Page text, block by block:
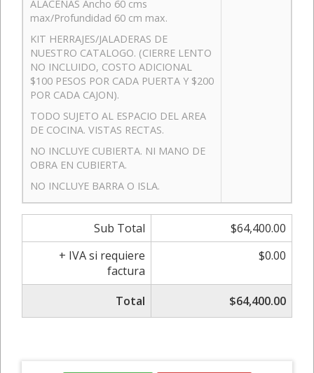
ALACENAS Ancho 60 cms
max/Profundidad 60 cm max.
KIT HERRAJES/JALADERAS DE
NUESTRO CATALOGO. (CIERRE LENTO
NO INCLUIDO, COSTO ADICIONAL
$100 PESOS POR CADA PUERTA Y $200
POR CADA CAJON).
TODO SUJETO AL ESPACIO DEL AREA
DE COCINA. VISTAS RECTAS.
NO INCLUYE CUBIERTA. NI MANO DE
OBRA EN CUBIERTA.
NO INCLUYE BARRA O ISLA.
Sub Total
$64,400.00
+ IVA si requiere
factura
$0.00
Total $64,400.00